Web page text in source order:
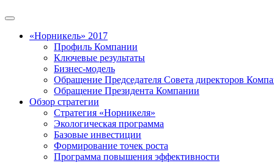
«Норникель» 2017
Профиль Компании
Ключевые результаты
Бизнес-модель
Обращение Председателя Совета директоров
Обращение Президента Компании
Обзор стратегии
Стратегия «Норникеля»
Экологическая программа
Базовые инвестиции
Формирование точек роста
Программа повышения эффективности